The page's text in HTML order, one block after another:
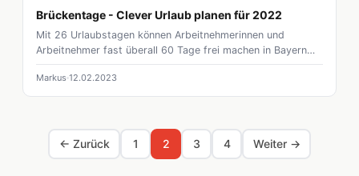
Brückentage - Clever Urlaub planen für 2022
Mit 26 Urlaubstagen können Arbeitnehmerinnen und
Arbeitnehmer fast überall 60 Tage frei machen in Bayern
kann man sogar auf 63 Urlaubstage kommen.
Markus 12.02.2023
← Zurück 1 2 3 4 Weiter →